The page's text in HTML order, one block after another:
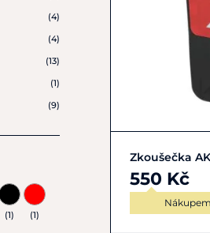
(4)
(4)
(13)
(1)
(9)
(1) (1)
Zkoušečka
550 Kč